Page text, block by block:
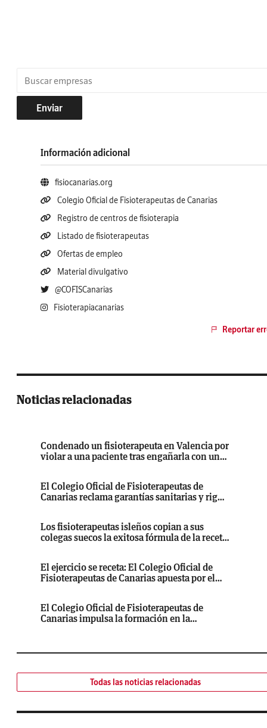
Enviar
Información adicional
fisiocanarias.org
Colegio Oficial de Fisioterapeutas de Canarias
Registro de centros de fisioterapia
Listado de fisioterapeutas
Ofertas de empleo
Material divulgativo
@COFISCanarias
Fisioterapiacanarias
Reportar
Noticias relacionadas
Condenado un fisioterapeuta en Valencia por
violar a una paciente tras engañarla con un
El Colegio Oficial de Fisioterapeutas de
Canarias reclama garantías sanitarias y rigor
Los fisioterapeutas isleños copian a sus
colegas suecos la exitosa fórmula de la receta
El ejercicio se receta: El Colegio Oficial de
Fisioterapeutas de Canarias apuesta por el
El Colegio Oficial de Fisioterapeutas de
Canarias impulsa la formación en la
Todas las noticias relacionadas